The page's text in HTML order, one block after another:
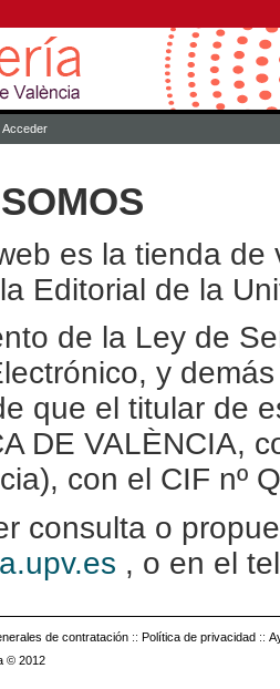
Acceder
es la tienda
Editorial de la
de la Ley de
y
que el titular de
DE VALÈNCIA,
con el CIF nº
consulta o
, o en el
de contratación :: Política de privacidad ::
© 2012